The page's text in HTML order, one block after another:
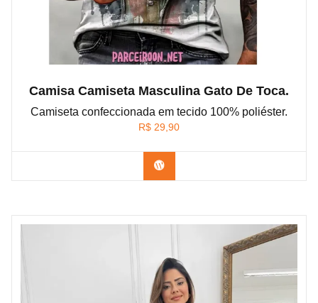
Camisa Camiseta Masculina Gato De Toca.
Camiseta confeccionada em tecido 100% poliéster.
R$ 29,90
Confira na Shopee